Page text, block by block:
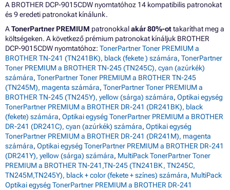
A BROTHER DCP-9015CDW nyomtatóhoz 14 kompatibilis patronokat
és 9 eredeti patronokat kínálunk.
ATonerPartner PREMIUM patronokkalakár 80%-ottakaríthat meg a
költségeken. A következő prémium patronokat kínáljuk BROTHER
DCP-9015CDW nyomtatóhoz: TonerPartner Toner PREMIUM a
BROTHER TN-241 (TN241BK), black (fekete ) számára, TonerPartner
Toner PREMIUM a BROTHER TN-245 (TN245C), cyan (azúrkék)
számára, TonerPartner Toner PREMIUM a BROTHER TN-245
(TN245M), magenta számára, TonerPartner Toner PREMIUM a
BROTHER TN-245 (TN245Y), yellow (sárga) számára, Optikai egység
TonerPartner PREMIUM a BROTHER DR-241 (DR241BK), black
(fekete) számára, Optikai egység TonerPartner PREMIUM a BROTHER
DR-241 (DR241C), cyan (azúrkék) számára, Optikai egység
TonerPartner PREMIUM a BROTHER DR-241 (DR241M), magenta
számára, Optikai egység TonerPartner PREMIUM a BROTHER DR-241
(DR241Y), yellow (sárga) számára, MultiPack TonerPartner Toner
PREMIUM a BROTHER TN-241,TN-245 (TN241BK, TN245C,
TN245M,TN245Y), black + color (fekete + színes) számára, MultiPack
Optikai egység TonerPartner PREMIUM a BROTHER DR-241